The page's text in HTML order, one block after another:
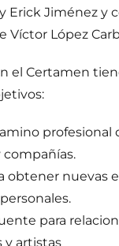
Erick Jiménez y
Víctor López
el Certamen
profesional
compañías.
obtener nuevas
para
y artistas